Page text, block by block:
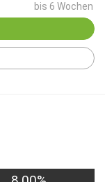
bis 6 Wochen